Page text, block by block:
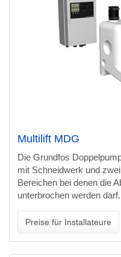
Multilift MDG
Die Grundfos
mit Schneidwerk und
Bereichen bei denen die
unterbrochen werden darf.
Preise für Installateure